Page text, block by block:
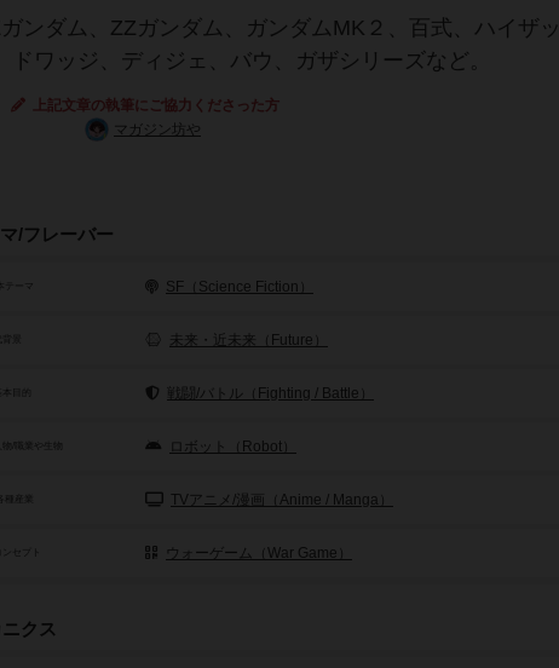
ンダム、ZZガンダム、ガンダムMK２、百式、ハイザッ
ワッジ、ディジェ、バウ、ガザシリーズなど。
上記文章の執筆にご協力くださった方
マガジン坊や
/フレーバー
テーマ SF（Science Fiction）
景 未来・近未来（Future）
目的 戦闘/バトル（Fighting / Battle）
ロボット（Robot）
種産業 TVアニメ/漫画（Anime / Manga）
ンセプト ウォーゲーム（War Game）
ニクス